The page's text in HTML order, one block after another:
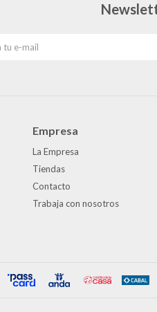
Empresa
La Empresa
Tiendas
Contacto
Trabaja con nosotros